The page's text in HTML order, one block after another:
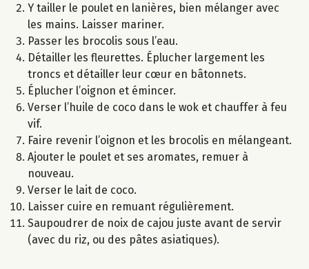
Y tailler le poulet en lanières, bien mélanger avec
les mains. Laisser mariner.
Passer les brocolis sous l’eau.
Détailler les fleurettes. Éplucher largement les
troncs et détailler leur cœur en bâtonnets.
Éplucher l’oignon et émincer.
Verser l’huile de coco dans le wok et chauffer à feu
vif.
Faire revenir l’oignon et les brocolis en mélangeant.
Ajouter le poulet et ses aromates, remuer à
nouveau.
Verser le lait de coco.
Laisser cuire en remuant régulièrement.
Saupoudrer de noix de cajou juste avant de servir
(avec du riz, ou des pâtes asiatiques).